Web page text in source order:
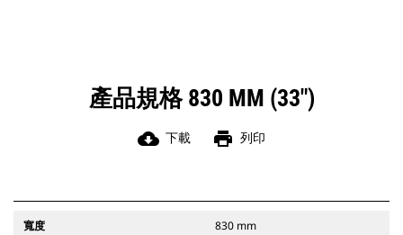
產品規格 830 MM (33")
cloud_download 下載 print 列印
寬度 830 mm